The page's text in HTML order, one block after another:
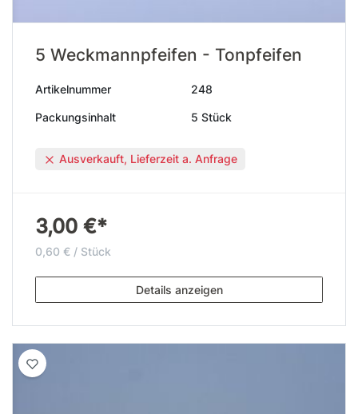
5 Weckmannpfeifen - Tonpfeifen
Artikelnummer 248
Packungsinhalt 5 Stück
Ausverkauft, Lieferzeit a. Anfrage
3,00 €*
0,60 € / Stück
Details anzeigen